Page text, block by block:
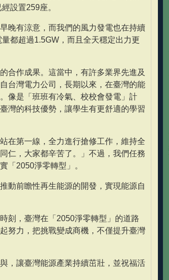
設置259座。
晚有涼意，而我們的風力發電也在持續
都超過1.5GW，而且全天穩定出力更
合作成果。這當中，有許多業界先進及
台灣電力公司，長期以來，在臺灣的能
像是「班班有冷氣、校校會發電」計
灣的科技優勢，讓學生有更舒適的學習
在第一線，全力進行搶修工作，維持全
仁，大家都辛苦了。」不過，我們任務
「2050淨零轉型」。
動前瞻性再生能源的開發，實現能源自
刻，臺灣在「2050淨零轉型」的道路
努力，把挑戰變成商機，不僅提升臺灣
，讓臺灣能源產業持續茁壯，並祝福活